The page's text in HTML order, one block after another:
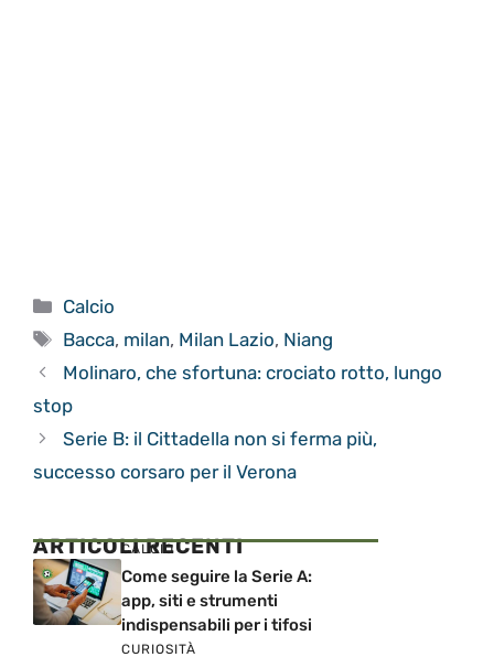
Categorie
Calcio
Tag
Bacca, milan, Milan Lazio, Niang
Molinaro, che sfortuna: crociato rotto, lungo
stop
Serie B: il Cittadella non si ferma più,
successo corsaro per il Verona
ARTICOLI RECENTI
CALCIO
Come seguire la Serie A:
app, siti e strumenti
indispensabili per i tifosi
CURIOSITÀ